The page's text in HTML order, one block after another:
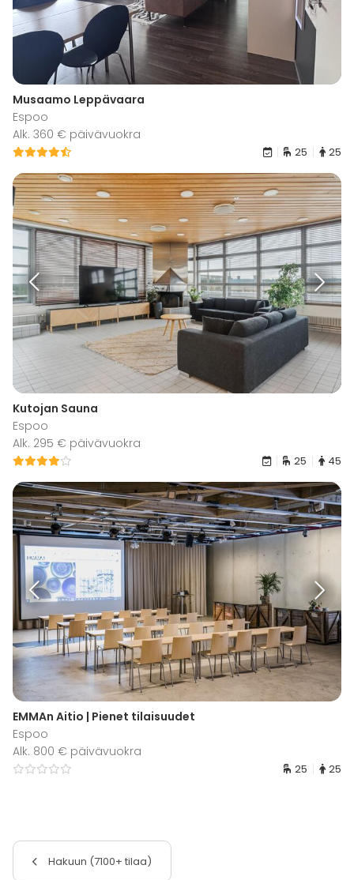
Musaamo Leppävaara
Espoo
Alk. 360 € päivävuokra
25 25
Kutojan Sauna
Espoo
Alk. 295 € päivävuokra
25 45
EMMAn Aitio | Pienet tilaisuudet
Espoo
Alk. 800 € päivävuokra
25 25
Hakuun (7100+ tilaa)